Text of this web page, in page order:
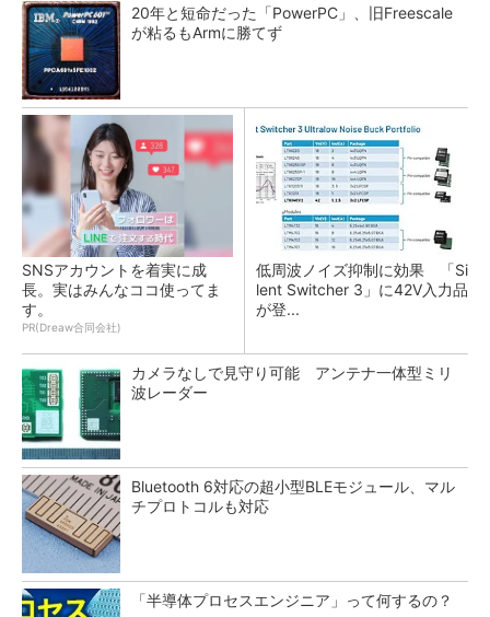
20年と短命だった「PowerPC」、旧Freescale
が粘るもArmに勝てず
SNSアカウントを着実に成
長。実はみんなココ使ってま
す。
PR(Dreaw合同会社)
低周波ノイズ抑制に効果 「Si
lent Switcher 3」に42V入力品
が登...
カメラなしで見守り可能 アンテナ一体型ミリ
波レーダー
Bluetooth 6対応の超小型BLEモジュール、マル
チプロトコルも対応
「半導体プロセスエンジニア」って何するの？